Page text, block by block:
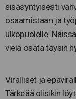
sisäsyntyisesti
osaamistaan ja
ulkopuolelle.
vielä osata täysin
Viralliset ja
Tärkeää olisikin